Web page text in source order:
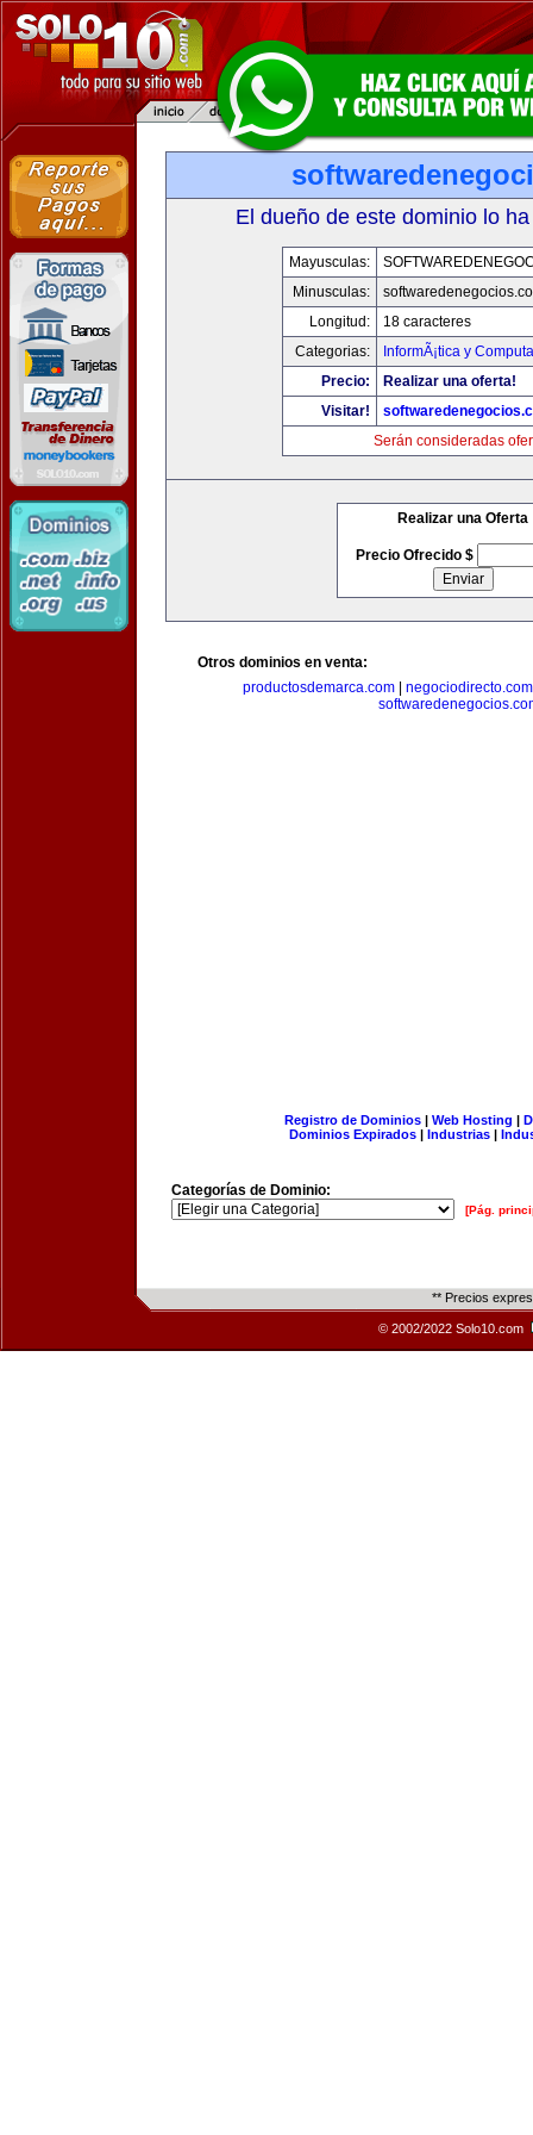
El dueño de este dominio lo
Mayusculas:
Minusculas:
Longitud:
18 caracteres
Categorias:
InformÃ¡tica y
Precio:
Realizar una oferta!
Visitar!
Serán consideradas
Realizar una Oferta
Precio Ofrecido $
Otros dominios en venta:
productosdemarca.com| negociodirecto.com
Registro de Dominios| Web Hosting |
Dominios Expirados | Industrias |
Categorías de Dominio:
[Pág.
** Precios
© 2002/2022 Solo10.com